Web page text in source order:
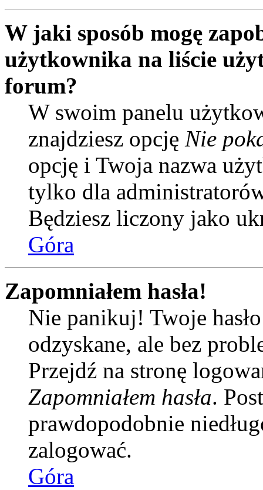
W jaki sposób mogę
użytkownika na liście
forum?
W swoim panelu
znajdziesz opcję Nie
opcję i Twoja nazwa
tylko dla
Będziesz liczony jako
Góra
Zapomniałem hasła!
Nie panikuj! Twoje
odzyskane, ale bez
Przejdź na stronę
Zapomniałem hasła.
prawdopodobnie
zalogować.
Góra